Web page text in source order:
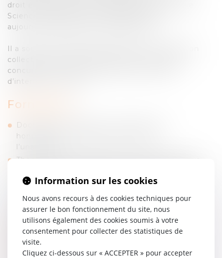
droit économique de l’Université de Droit et de
Sciences politiques d’Aix-Marseille. Il est
aujourd’hui associé au sein d’ARTLAW.
Il a soutenu sa thèse de doctorat sur “La gestion
collective des droits d’auteur et le droit de la
concurrence – Pour une relecture à l’heure
d’internet” en 2009.
Formation :
Doctorat en droit privé – mention très
honorable avec félicitations du jury à
l’unanimité
Thèse : « Gestion collective des droits d’auteur
à l’heure d’internet », (Préface du Pr.
Thierry Desurmont), Presses Universitaires
d’Aix-Marseille, 2009, 2 tomes
Diplôme de l’EFB (CAPA)
Master 2 de droit économique, Université Aix-
Marseille III
Information sur les cookies
Nous avons recours à des cookies techniques pour
assurer le bon fonctionnement du site, nous
utilisons également des cookies soumis à votre
consentement pour collecter des statistiques de
visite.
Cliquez ci-dessous sur « ACCEPTER » pour accepter